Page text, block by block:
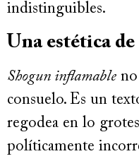
indistinguibles.
Una estética
Shogun inflamable
consuelo. Es un
regodea en lo
políticamente